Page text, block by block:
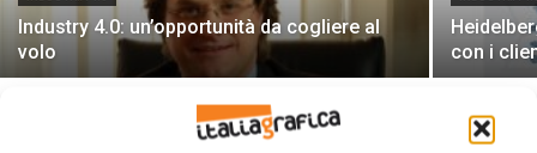
Industry 4.0: un’opportunità da cogliere al
volo
con i